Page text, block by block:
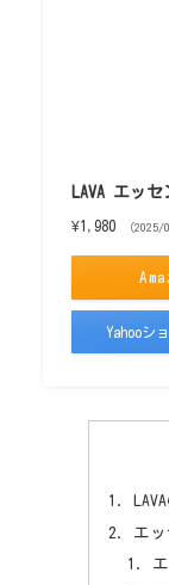
LAVA エッ
¥1,980 （
Yahooシ
エ